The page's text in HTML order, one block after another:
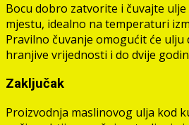
Bocu dobro zatvorite i čuvajte
mjestu, idealno na temperaturi
Pravilno čuvanje omogućit će ulju
hranjive vrijednosti i do dvije
Zaključak
Proizvodnja maslinovog ulja kod